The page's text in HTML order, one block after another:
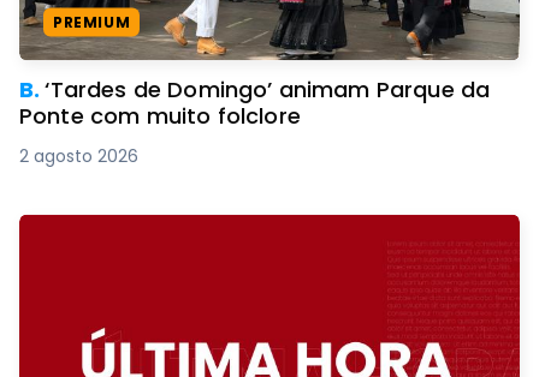
PREMIUM
B.‘Tardes de Domingo’ animam Parque da
Ponte com muito folclore
2 agosto 2026